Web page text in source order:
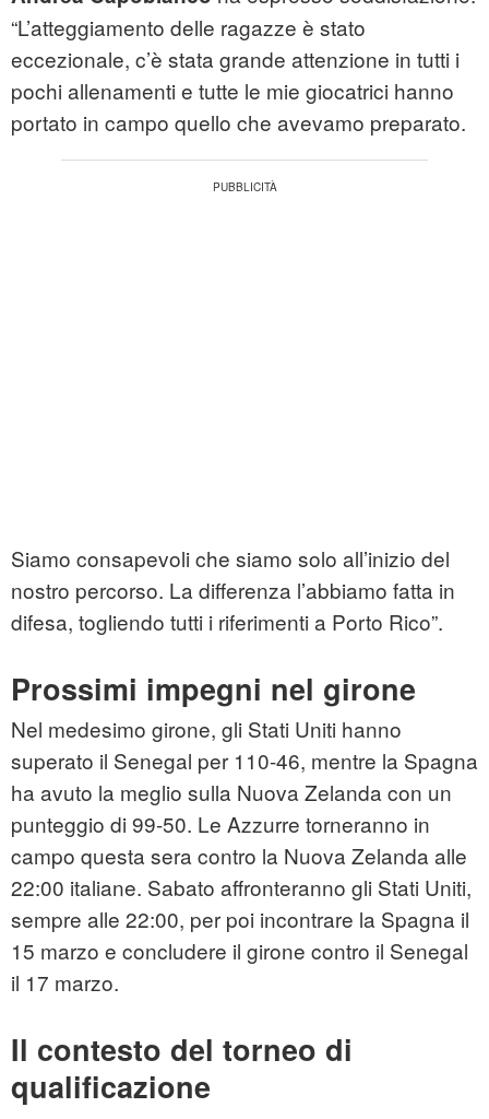
“L’atteggiamento delle ragazze è stato
eccezionale, c’è stata grande attenzione in tutti i
pochi allenamenti e tutte le mie giocatrici hanno
portato in campo quello che avevamo preparato.
Siamo consapevoli che siamo solo all’inizio del
nostro percorso. La differenza l’abbiamo fatta in
difesa, togliendo tutti i riferimenti a Porto Rico”.
Prossimi impegni nel girone
Nel medesimo girone, gli Stati Uniti hanno
superato il Senegal per 110-46, mentre la Spagna
ha avuto la meglio sulla Nuova Zelanda con un
punteggio di 99-50. Le Azzurre torneranno in
campo questa sera contro la Nuova Zelanda alle
22:00 italiane. Sabato affronteranno gli Stati Uniti,
sempre alle 22:00, per poi incontrare la Spagna il
15 marzo e concludere il girone contro il Senegal
il 17 marzo.
Il contesto del torneo di
qualificazione